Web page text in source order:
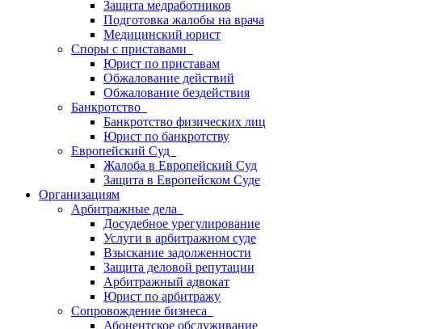
Защита медработников
Подготовка жалобы на врача
Медицинский юрист
Споры с приставами
Юрист по приставам
Обжалование действий
Обжалование бездействия
Банкротство
Банкротство физических лиц
Юрист по банкротству
Европейский Суд
Жалоба в Европейский Суд
Защита в Европейском Суде
Организациям
Арбитражные дела
Досудебное урегулирование
Услуги в арбитражном суде
Взыскание задолженности
Защита деловой репутации
Арбитражный адвокат
Юрист по арбитражу
Сопровождение бизнеса
Абонентское обслуживание